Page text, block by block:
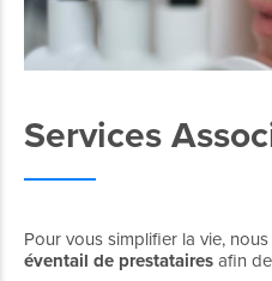
Services
Pour vous simplifier la vie,
éventail de prestataires afin de